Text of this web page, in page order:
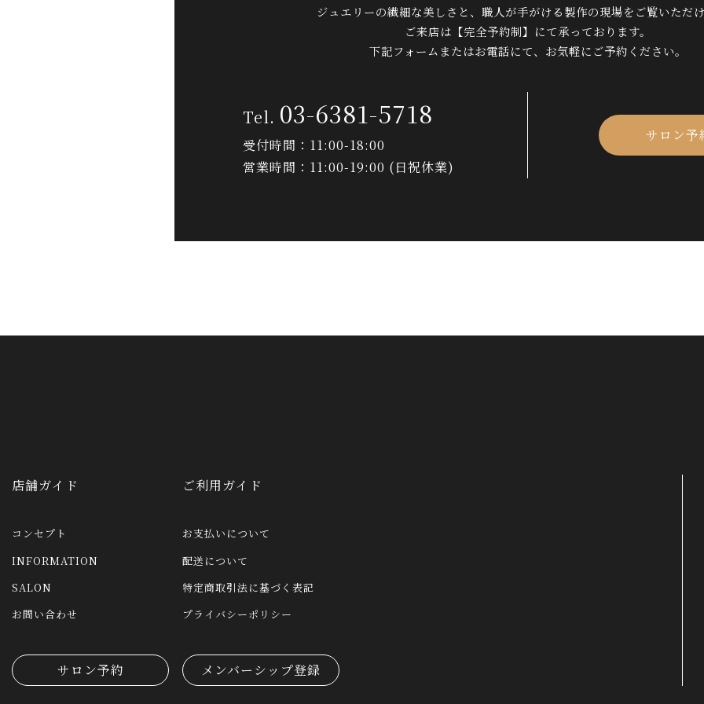
ジュエリーの繊細な美しさと、 職人が手がける製作の現場をご覧いただけ
ご来店は【完全予約制】にて承っております。
下記フォームまたはお電話にて、 お気軽にご予約ください。
03-6381-5718
受付時間：11:00-18:00
営業時間：11:00-19:00 (日祝休業)
サロン予
店舗ガイド
コンセプト
INFORMATION
SALON
お問い合わせ
サロン予約
ご利用ガイド
お支払いについて
配送について
特定商取引法に基づく表記
プライバシーポリシー
メンバーシップ登録